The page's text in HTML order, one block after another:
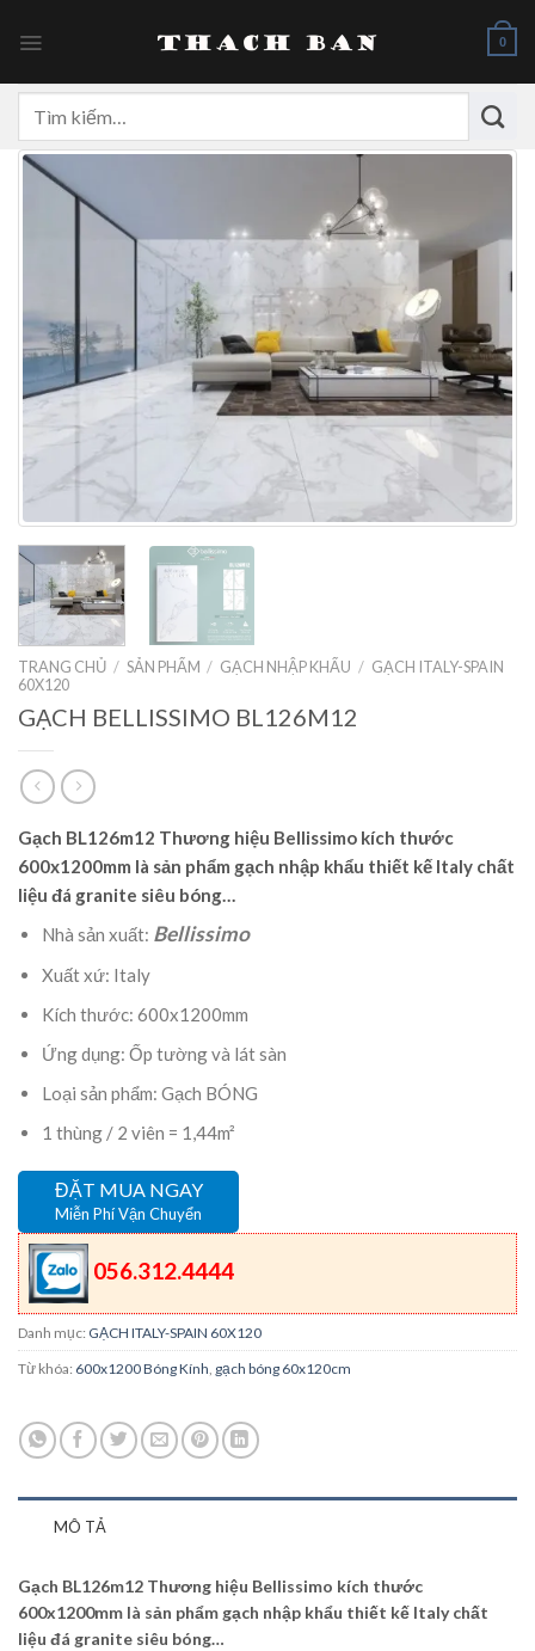
0
kiếm:
TRANG CHỦ / SẢN PHẨM / GẠCH NHẬP KHẨU / GẠCH ITALY-SPAIN
60X120
GẠCH BELLISSIMO BL126M12
Gạch BL126m12 Thương hiệu Bellissimo kích thước
600x1200mm là sản phẩm gạch nhập khẩu thiết kế Italy chất
liệu đá granite siêu bóng…
Nhà sản xuất: Bellissimo
Xuất xứ: Italy
Kích thước: 600x1200mm
Ứng dụng: Ốp tường và lát sàn
Loại sản phẩm: Gạch BÓNG
1 thùng / 2 viên = 1,44m²
ĐẶT MUA NGAY
Miễn Phí Vận Chuyển
056.312.4444
Danh mục: GẠCH ITALY-SPAIN 60X120
Từ khóa: 600x1200 Bóng Kính gạch bóng 60x120cm
MÔ TẢ
Gạch BL126m12 Thương hiệu Bellissimo kích thước
600x1200mm là sản phẩm gạch nhập khẩu thiết kế Italy chất
liệu đá granite siêu bóng…